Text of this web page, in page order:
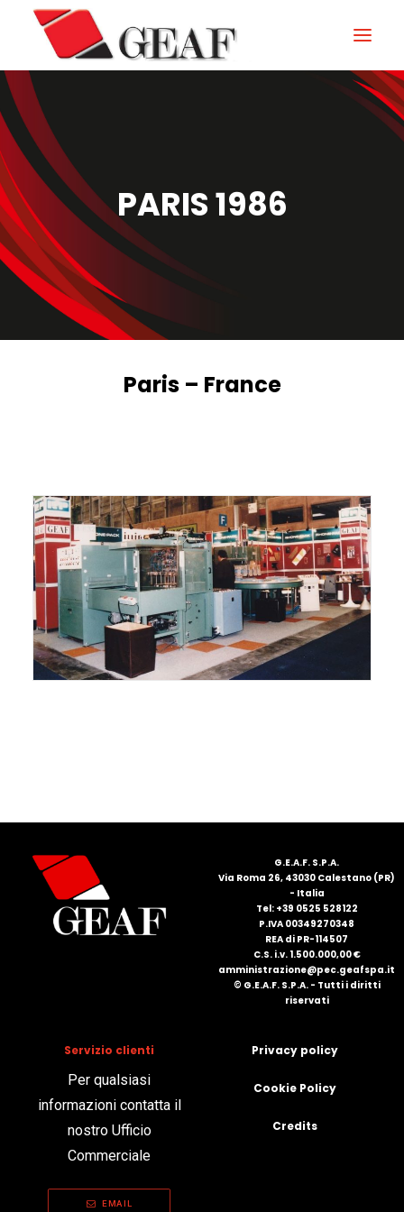
HOME
AZIENDA
KNOW-HOW
I NOSTRI SETTORI
CONTATTI
NEWS ED EVENTI
DOWNLOAD
ITALIANO
ENGLISH
PARIS 1986
Paris – France
G.E.A.F. S.P.A.
Via Roma 26, 43030 Calestano (PR)
- Italia
Tel: +39 0525 528122
P.IVA 00349270348
REA di PR-114507
C.S. i.v. 1.500.000,00 €
amministrazione@pec.geafspa.it
© G.E.A.F. S.P.A. - Tutti i diritti
riservati
Servizio clienti
Per qualsiasi
informazioni contatta il
nostro Ufficio
Commerciale
EMAIL
Privacy policy
Cookie Policy
Credits